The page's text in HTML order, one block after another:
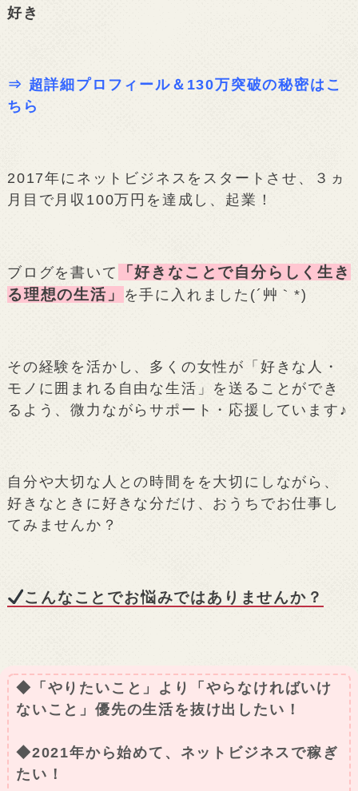
好き
⇒ 超詳細プロフィール＆130万突破の秘密はこ
ちら
2017年にネットビジネスをスタートさせ、３ヵ
月目で月収100万円を達成し、起業！
ブログを書いて
「好きなことで自分らしく生き
る理想の生活」
を手に入れました(´艸｀*)
その経験を活かし、多くの女性が「好きな人・
モノに囲まれる自由な生活」を送ることができ
るよう、微力ながらサポート・応援しています♪
自分や大切な人との時間をを大切にしながら、
好きなときに好きな分だけ、おうちでお仕事し
てみませんか？
こんなことでお悩みではありませんか？
◆「やりたいこと」より「やらなければいけ
ないこと」優先の生活を抜け出したい！
◆2021年から始めて、ネットビジネスで稼ぎ
たい！